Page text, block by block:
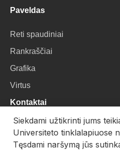
Paveldas
Reti spaudiniai
Rankraščiai
Grafika
Virtus
Kontaktai
VU Biblioteka
Universiteto g. 3, LT-01122,
Siekdami užtikrinti jums
Universiteto tinklalapiuose
Tęsdami naršymą jūs